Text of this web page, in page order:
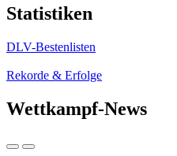
Statistiken
DLV-Bestenlisten
Rekorde & Erfolge
Wettkampf-News